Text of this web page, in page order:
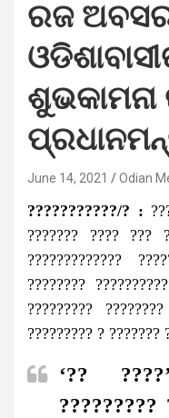
ରଜ
June 14, 2021 Odian
???????????/? :
??????? ???? ???
?????????????
????????
?????????
????????? ? ???????
‘??
?????????